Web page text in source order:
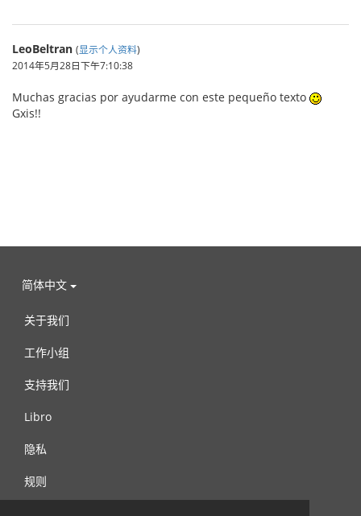
LeoBeltran (显示个人资料)
2014年5月28日下午7:10:38
Muchas gracias por ayudarme con este pequeño texto
Gxis!!
简体中文
关于我们
工作小组
支持我们
Libro
隐私
规则